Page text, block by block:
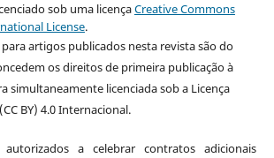
sob uma licençaCreative Commons
License.
artigos publicados nesta revista são do
os direitos de primeira publicação à
simultaneamente licenciada sob a Licença
BY) 4.0 Internacional.
a celebrar contratos adicionais